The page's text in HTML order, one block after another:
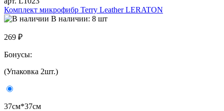
Комплект микрофибр Terry Leather LERATON
В наличии: 8 шт
269 ₽
Бонусы:
(Упаковка 2шт.)
37см*37см